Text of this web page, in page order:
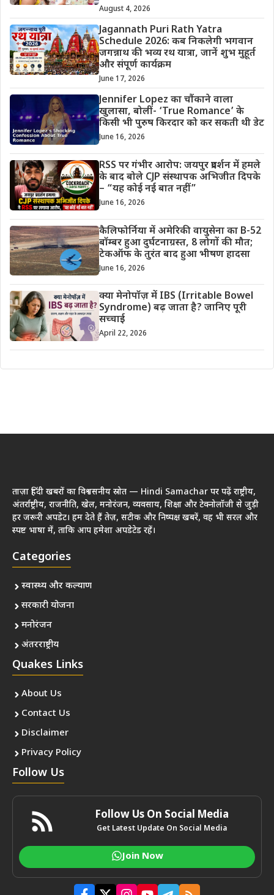
August 4, 2026
Jagannath Puri Rath Yatra
Schedule 2026: कब निकलेगी भगवान
जगन्नाथ की भव्य रथ यात्रा, जानें शुभ मुहूर्त
और संपूर्ण कार्यक्रम
June 17, 2026
Jennifer Lopez का चौंकाने वाला
खुलासा, बोलीं- ‘True Romance’ के
किसी भी पुरुष किरदार को कर सकती थी डेट
June 16, 2026
RSS पर गंभीर आरोप: जयपुर प्रदर्शन में हमले
के बाद बोले CJP संस्थापक अभिजीत दिपके
– “यह कोई नई बात नहीं”
June 16, 2026
कैलिफोर्निया में अमेरिकी वायुसेना का B-52
बॉम्बर हुआ दुर्घटनाग्रस्त, 8 लोगों की मौत;
टेकऑफ के तुरंत बाद हुआ भीषण हादसा
June 16, 2026
क्या मेनोपॉज़ में IBS (Irritable Bowel
Syndrome) बढ़ जाता है? जानिए पूरी
सच्चाई
April 22, 2026
ताज़ा हिंदी खबरों का विश्वसनीय स्रोत — Hindi Samachar पर पढ़ें राष्ट्रीय,
अंतर्राष्ट्रीय, राजनीति, खेल, मनोरंजन, व्यवसाय, शिक्षा और टेक्नोलॉजी से जुड़ी
हर जरूरी अपडेट। हम देते हैं तेज़, सटीक और निष्पक्ष खबरें, वह भी सरल और
स्पष्ट भाषा में, ताकि आप हमेशा अपडेटेड रहें।
Categories
स्वास्थ्य और कल्याण
सरकारी योजना
मनोरंजन
अंतरराष्ट्रीय
Quakes Links
About Us
Contact Us
Disclaimer
Privacy Policy
Follow Us
Follow Us On Social Media
Get Latest Update On Social Media
Join Now